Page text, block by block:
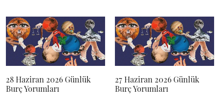
28 Haziran 2026 Günlük
Burç Yorumları
27 Haziran 2026 Günlük
Burç Yorumları